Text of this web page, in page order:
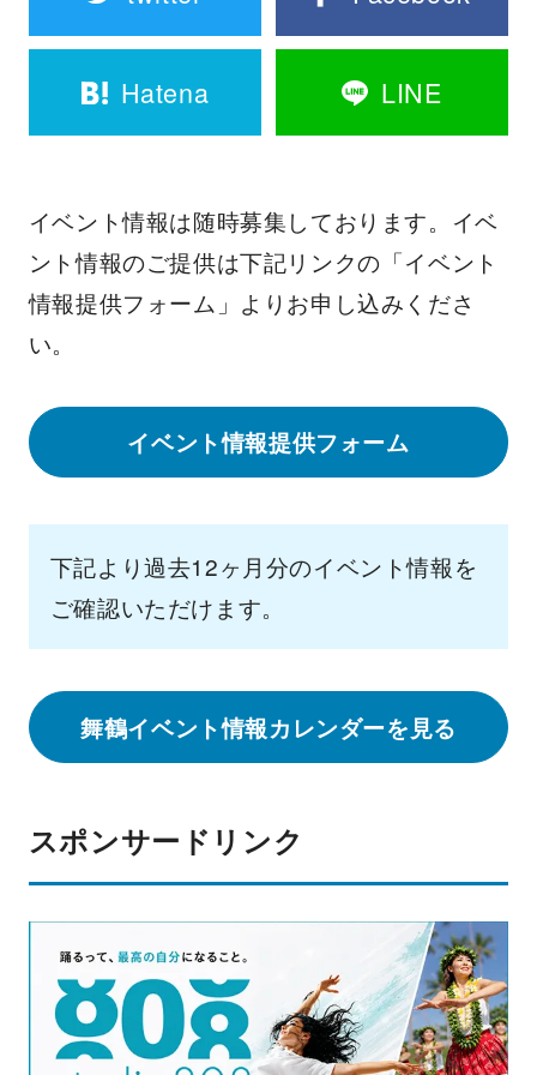
Hatena LINE
イベント情報は随時募集しております。イベ
ント情報のご提供は下記リンクの「イベント
情報提供フォーム」よりお申し込みくださ
い。
イベント情報提供フォーム
下記より過去12ヶ月分のイベント情報を
ご確認いただけます。
舞鶴イベント情報カレンダーを見る
スポンサードリンク